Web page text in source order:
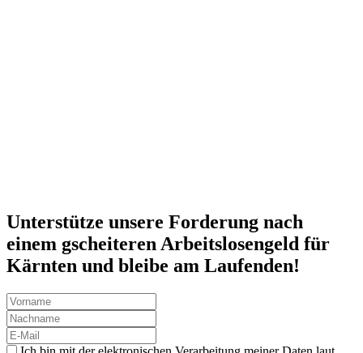
Unterstütze unsere Forderung nach
einem gscheiteren Arbeitslosengeld für
Kärnten und bleibe am Laufenden!